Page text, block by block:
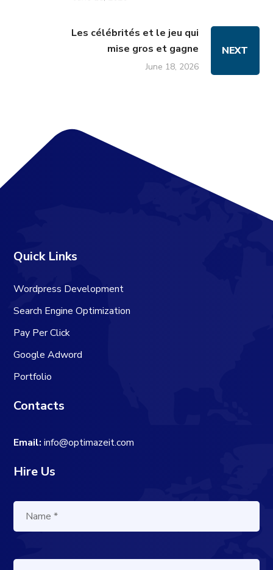
Les célébrités et le jeu qui
mise gros et gagne
June 18, 2026
NEXT
Quick Links
Wordpress Development
Search Engine Optimization
Pay Per Click
Google Adword
Portfolio
Contacts
Email: info@optimazeit.com
Hire Us